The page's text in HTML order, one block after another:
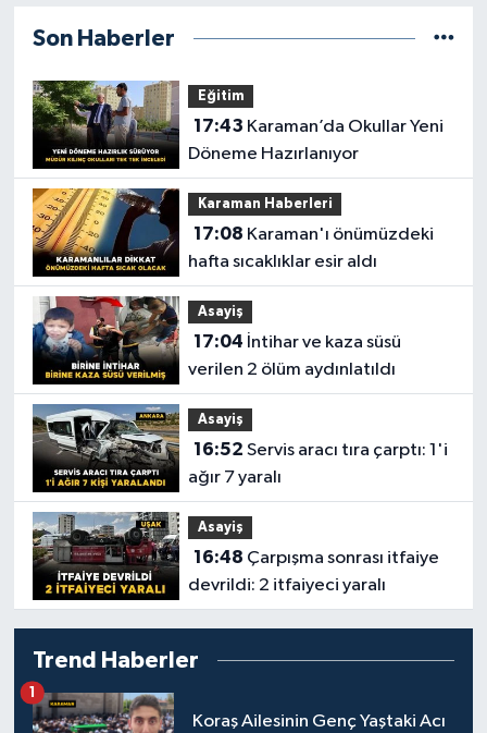
Son Haberler
Eğitim
17:43
Döneme Hazırlanıyor
Karaman Haberleri
17:08
hafta sıcaklıklar esir aldı
Asayiş
17:04
verilen 2 ölüm aydınlatıldı
Asayiş
16:52
ağır 7 yaralı
Asayiş
16:48
devrildi: 2 itfaiyeci yaralı
Trend Haberler
Koraş Ailesinin Genç Yaştaki Acı
1